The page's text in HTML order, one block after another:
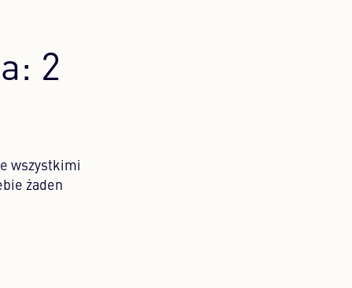
2
wszystkimi
żaden